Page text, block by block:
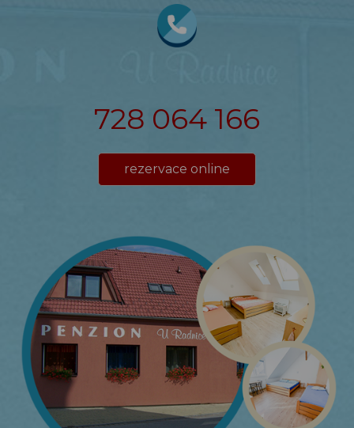
728 064 166
rezervace online